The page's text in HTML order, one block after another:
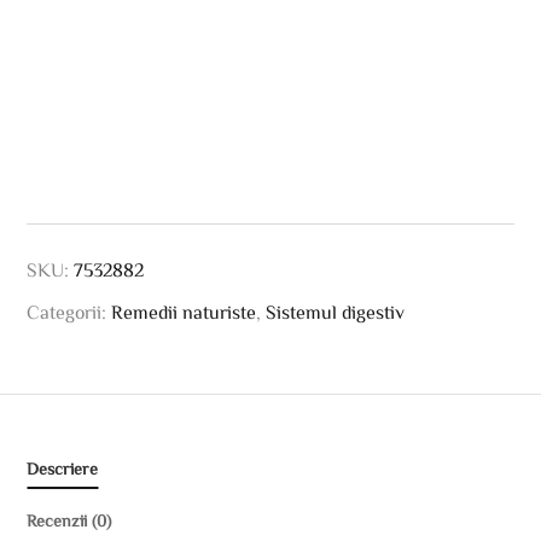
SKU:7532882
Categorii:Remedii naturiste ,Sistemul digestiv
Descriere
Recenzii (0)